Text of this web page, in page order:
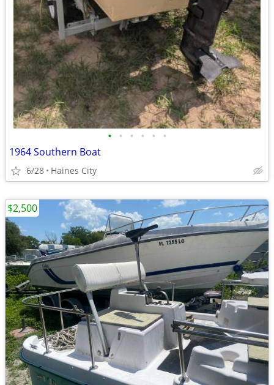
• • • • • •
1964 Southern Boat
6/28 Haines City
$2,500